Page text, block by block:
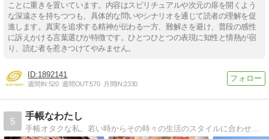
ことに重きを置いています。内容はスピリチュアルや次元の扉を開くよう
な深遠さを持ちつつも、具体的な問いやシナリオを通じて読者の理解を促
進します。真実を追求する精神が伝わる一方、難解さを避け、普段の感性
に訴えかける言葉選びが特徴です。ひとつひとつの表現に知性と情熱が宿
り、読む者を惹きつけてやみません。
1892141
週間IN:520 週間OUT:570 月間IN:2330
5
手帳なわたし
手帳オタクな私。若い時からその時々の生活のスタイルに合わせて手帳を選び、使い方を工夫してきました。私の今の究極をご紹介。婦人之友社「主婦日記」を中心に。